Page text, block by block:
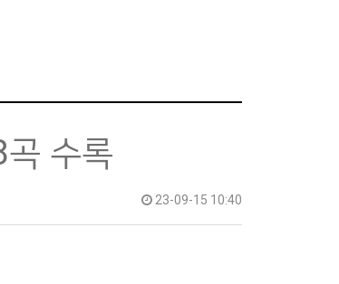
수록
23-09-15 10:40